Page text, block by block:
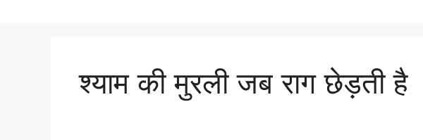
श्याम की मुरली जब राग छेड़ती है